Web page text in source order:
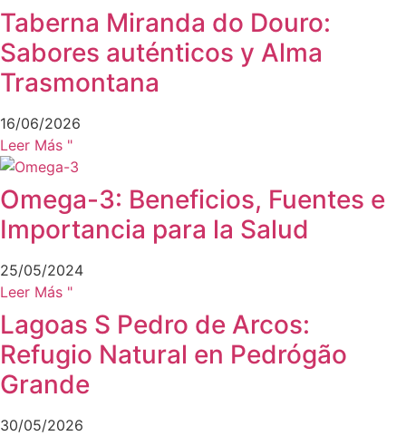
Taberna Miranda do Douro:
Sabores auténticos y Alma
Trasmontana
16/06/2026
Leer Más "
Omega-3: Beneficios, Fuentes e
Importancia para la Salud
25/05/2024
Leer Más "
Lagoas S Pedro de Arcos:
Refugio Natural en Pedrógão
Grande
30/05/2026